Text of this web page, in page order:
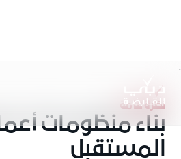
.
نظرة عامة
بناء منظومات
المستقبل